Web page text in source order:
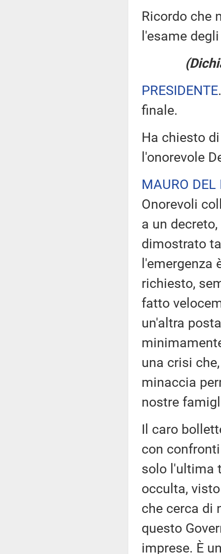
Ricordo che
l'esame
PRESIDENTE
finale.
Ha chiesto
l'onorevole
MAURO DEL
Onorevoli
a un
dimostrato
l'emergenza
richiesto,
fatto
un'altra
una crisi
minaccia
nostre
Il caro
con
solo l'ultima
occulta,
che cerca di
questo
imprese. È